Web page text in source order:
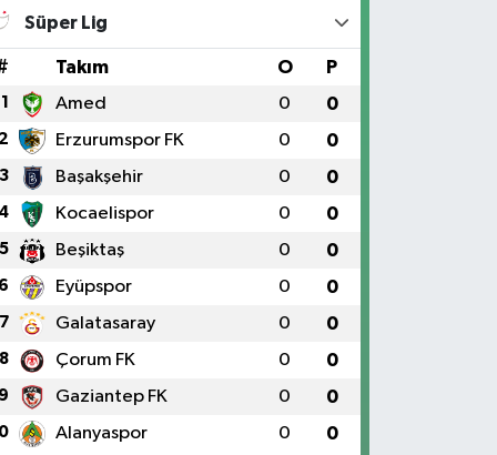
Süper Lig
Takım O P
1 Amed 0 0
2 Erzurumspor FK 0 0
3 Başakşehir 0 0
4 Kocaelispor 0 0
5 Beşiktaş 0 0
6 Eyüpspor 0 0
7 Galatasaray 0 0
8 Çorum FK 0 0
9 Gaziantep FK 0 0
Alanyaspor 0 0